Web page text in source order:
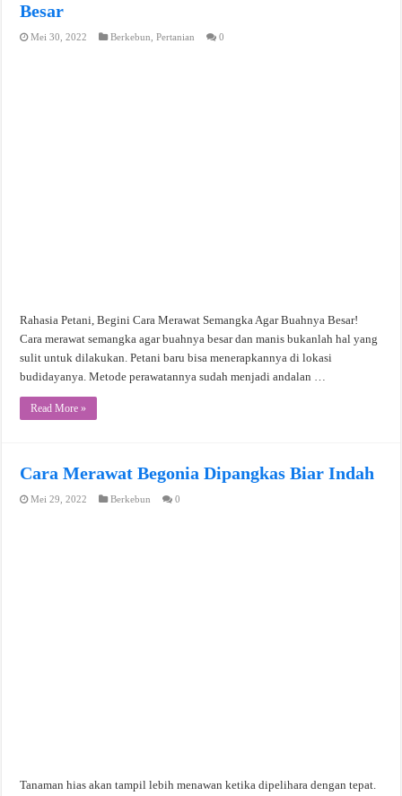
Besar
Mei 30, 2022 Berkebun ,Pertanian 0
Rahasia Petani, Begini Cara Merawat Semangka Agar Buahnya Besar!
Cara merawat semangka agar buahnya besar dan manis bukanlah hal yang
sulit untuk dilakukan. Petani baru bisa menerapkannya di lokasi
budidayanya. Metode perawatannya sudah menjadi andalan …
Read More »
Cara Merawat Begonia Dipangkas Biar Indah
Mei 29, 2022 Berkebun 0
Tanaman hias akan tampil lebih menawan ketika dipelihara dengan tepat.